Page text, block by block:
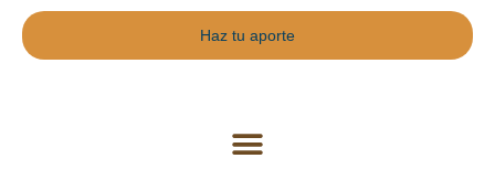
Haz tu aporte